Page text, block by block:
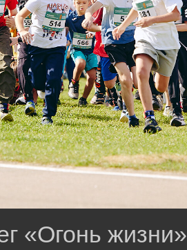
«Огонь жизни»